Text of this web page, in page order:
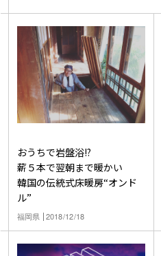
おうちで岩盤浴!?
薪５本で翌朝まで暖かい
韓国の伝統式床暖房“オンド
ル”
福岡県 2018/12/18